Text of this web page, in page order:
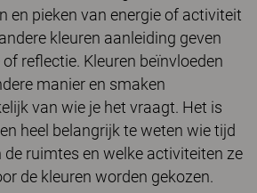
en pieken van energie of activiteit
kleuren aanleiding geven
reflectie. Kleuren beïnvloeden
manier en smaken
van wie je het vraagt. Het is
heel belangrijk te weten wie tijd
de ruimtes en welke activiteiten ze
de kleuren worden gekozen.